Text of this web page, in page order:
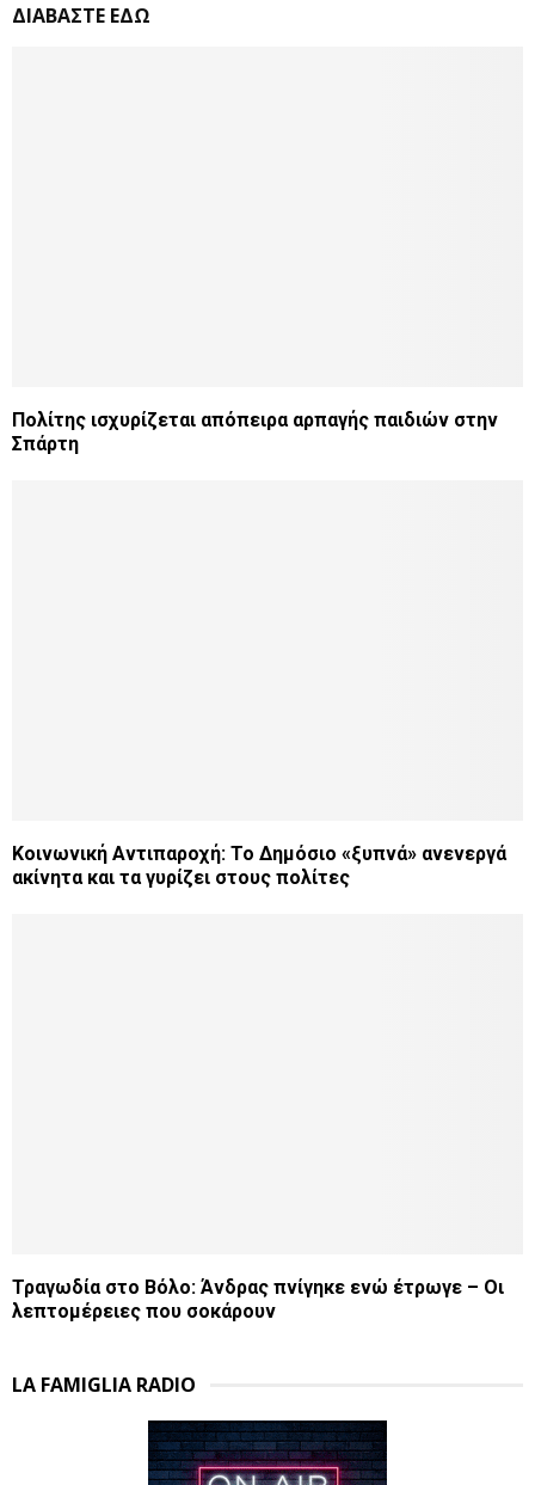
ΔΙΑΒΑΣΤΕ ΕΔΩ
Πολίτης ισχυρίζεται απόπειρα αρπαγής παιδιών στην
Σπάρτη
Κοινωνική Αντιπαροχή: Το Δημόσιο «ξυπνά» ανενεργά
ακίνητα και τα γυρίζει στους πολίτες
Τραγωδία στο Βόλο: Άνδρας πνίγηκε ενώ έτρωγε – Οι
λεπτομέρειες που σοκάρουν
LA FAMIGLIA RADIO